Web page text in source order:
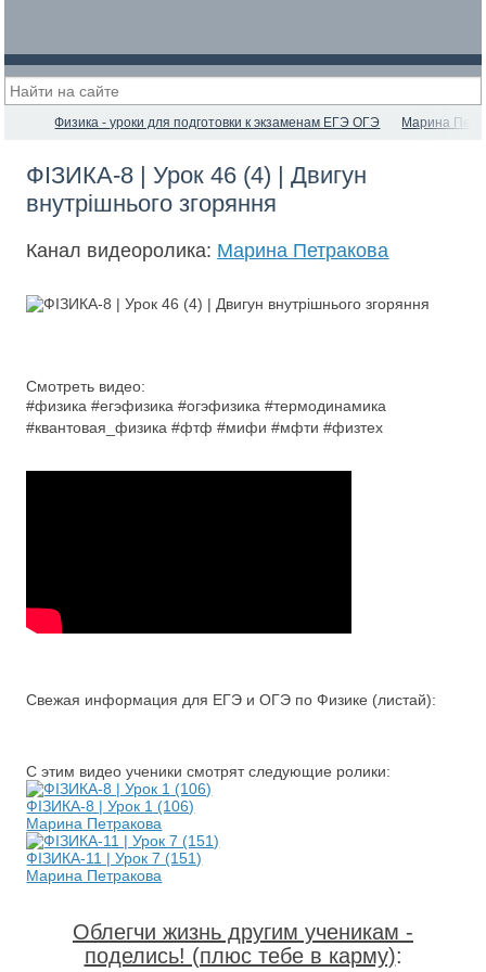
Физика - уроки для подготовки к экзаменам ЕГЭ ОГЭ Марина
ФІЗИКА-8 | Урок 46 (4) | Двигун
внутрішнього згоряння
Канал видеоролика: Марина Петракова
Смотреть видео:
#физика #егэфизика #огэфизика #термодинамика
#квантовая_физика #фтф #мифи #мфти #физтех
Свежая информация для ЕГЭ и ОГЭ по Физике (листай):
С этим видео ученики смотрят следующие ролики:
ФІЗИКА-8 | Урок 1 (106)
Марина Петракова
ФІЗИКА-11 | Урок 7 (151)
Марина Петракова
Облегчи жизнь другим ученикам -
поделись! (плюс тебе в карму):